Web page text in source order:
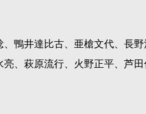
鴨井達比古、亜槍文代、長
亮、萩原流行、火野正平、